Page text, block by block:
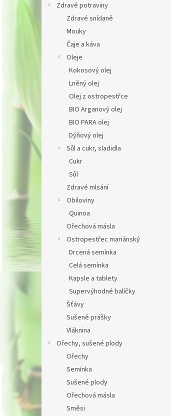
Zdravé potraviny
Zdravé snídaně
Mouky
Čaje a káva
Oleje
Kokosový olej
Lněný olej
Olej z ostropestřce
BIO Arganový olej
BIO PARA olej
Dýňový olej
Sůl a cukr, sladidla
Cukr
Sůl
Zdravé mlsání
Obiloviny
Quinoa
Ořechová másla
Ostropestřec mariánský
Drcená semínka
Celá semínka
Kapsle a tablety
Supervýhodné balíčky
Šťávy
Sušené prášky
Vláknina
Ořechy, sušené plody
Ořechy
Semínka
Sušené plody
Ořechová másla
Směsi